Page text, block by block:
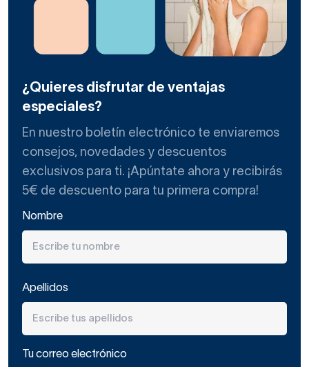
¿Quieres disfrutar de ventajas
especiales?
En nuestro boletín electrónico te enviaremos
consejos, novedades y descuentos
exclusivos para ti. ¡Apúntate ahora y recibirás
5€ de descuento para tu primera compra!
Nombre
Apellidos
Tu correo electrónico